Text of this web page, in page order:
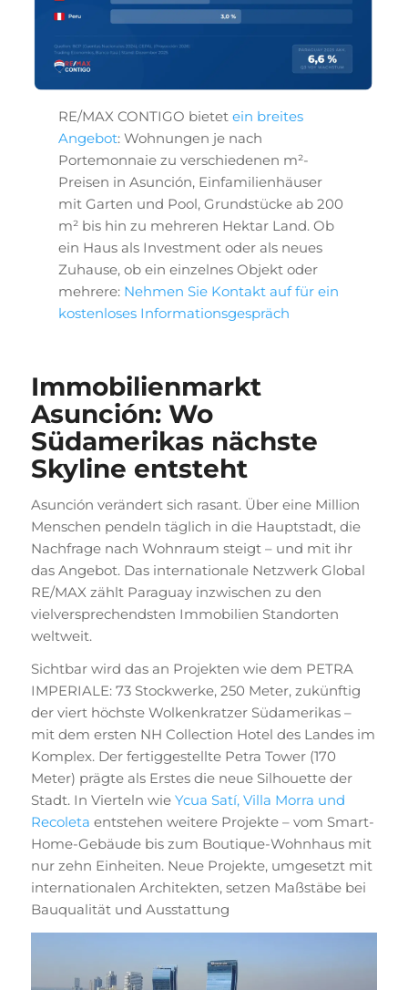
RE/MAX CONTIGO bietetein breites
Angebot: Wohnungen je nach
Portemonnaie zu verschiedenen m²-
Preisen in Asunción, Einfamilienhäuser
mit Garten und Pool, Grundstücke ab 200
m² bis hin zu mehreren Hektar Land. Ob
ein Haus als Investment oder als neues
Zuhause, ob ein einzelnes Objekt oder
mehrere: Nehmen Sie Kontakt auf für ein
kostenloses Informationsgespräch
Immobilienmarkt
Asunción: Wo
Südamerikas nächste
Skyline entsteht
Asunción verändert sich rasant. Über eine Million
Menschen pendeln täglich in die Hauptstadt, die
Nachfrage nach Wohnraum steigt – und mit ihr
das Angebot. Das internationale Netzwerk Global
RE/MAX zählt Paraguay inzwischen zu den
vielversprechendsten Immobilien Standorten
weltweit.
Sichtbar wird das an Projekten wie dem PETRA
IMPERIALE: 73 Stockwerke, 250 Meter, zukünftig
der viert höchste Wolkenkratzer Südamerikas –
mit dem ersten NH Collection Hotel des Landes im
Komplex. Der fertiggestellte Petra Tower (170
Meter) prägte als Erstes die neue Silhouette der
Stadt. In Vierteln wie Ycua Satí, Villa Morra und
Recoleta entstehen weitere Projekte – vom Smart-
Home-Gebäude bis zum Boutique-Wohnhaus mit
nur zehn Einheiten. Neue Projekte, umgesetzt mit
internationalen Architekten, setzen Maßstäbe bei
Bauqualität und Ausstattung